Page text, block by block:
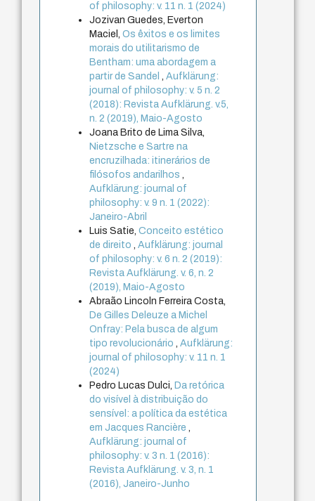
of philosophy: v. 11 n. 1 (2024)
Jozivan Guedes, Everton
Maciel,Os êxitos e os limites
morais do utilitarismo de
Bentham: uma abordagem a
partir de Sandel,Aufklärung:
journal of philosophy: v. 5 n. 2
(2018): Revista Aufklärung. v.5,
n. 2 (2019), Maio-Agosto
Joana Brito de Lima Silva,
Nietzsche e Sartre na
encruzilhada: itinerários de
filósofos andarilhos,
Aufklärung: journal of
philosophy: v. 9 n. 1 (2022):
Janeiro-Abril
Luis Satie,Conceito estético
de direito,Aufklärung: journal
of philosophy: v. 6 n. 2 (2019):
Revista Aufklärung. v. 6, n. 2
(2019), Maio-Agosto
Abraão Lincoln Ferreira Costa,
De Gilles Deleuze a Michel
Onfray: Pela busca de algum
tipo revolucionário,Aufklärung:
journal of philosophy: v. 11 n. 1
(2024)
Pedro Lucas Dulci, Da retórica
do visível à distribuição do
sensível: a política da estética
em Jacques Rancière,
Aufklärung: journal of
philosophy: v. 3 n. 1 (2016):
Revista Aufklärung. v. 3, n. 1
(2016), Janeiro-Junho